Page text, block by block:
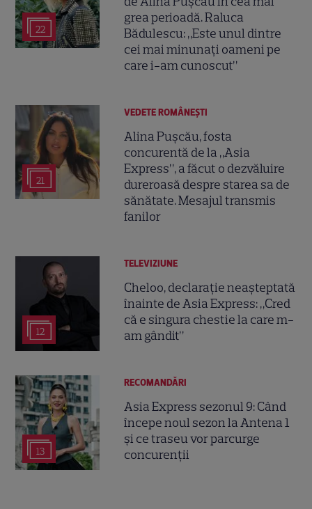
22
grea perioadă. Raluca
Bădulescu: „Este unul dintre
cei mai minunați oameni pe
care i-am cunoscut”
21
VEDETE ROMÂNEŞTI
Alina Pușcău, fosta
concurentă de la „Asia
Express”, a făcut o dezvăluire
dureroasă despre starea sa de
sănătate. Mesajul transmis
fanilor
12
TELEVIZIUNE
Cheloo, declarație neașteptată
înainte de Asia Express: „Cred
că e singura chestie la care m-
am gândit”
13
RECOMANDĂRI
Asia Express sezonul 9: Când
începe noul sezon la Antena 1
și ce traseu vor parcurge
concurenții